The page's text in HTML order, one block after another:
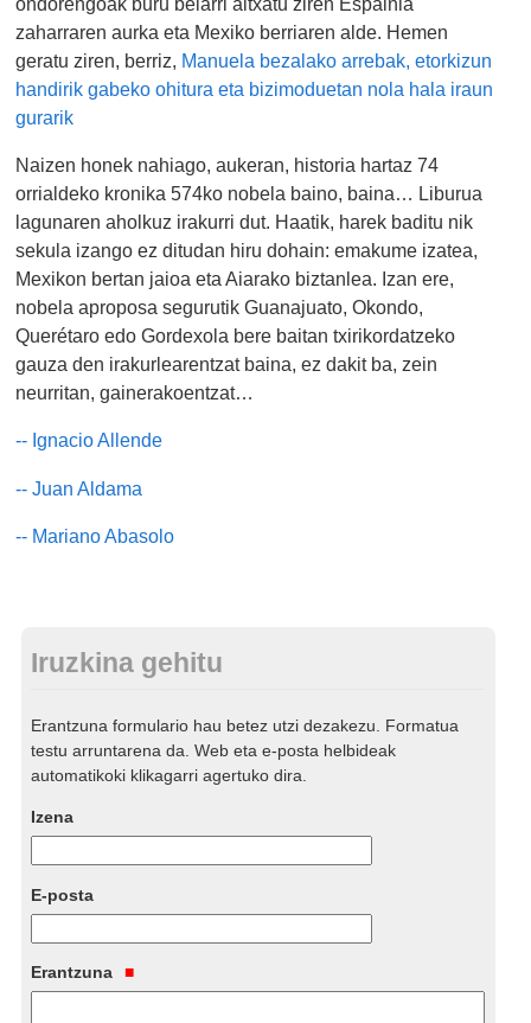
zaharraren aurka eta Mexiko berriaren alde. Hemen
geratu ziren, berriz, Manuela bezalako arrebak, etorkizun
handirik gabeko ohitura eta bizimoduetan nola hala iraun
gurarik
Naizen honek nahiago, aukeran, historia hartaz 74
orrialdeko kronika 574ko nobela baino, baina… Liburua
lagunaren aholkuz irakurri dut. Haatik, harek baditu nik
sekula izango ez ditudan hiru dohain: emakume izatea,
Mexikon bertan jaioa eta Aiarako biztanlea. Izan ere,
nobela aproposa segurutik Guanajuato, Okondo,
Querétaro edo Gordexola bere baitan txirikordatzeko
gauza den irakurlearentzat baina, ez dakit ba, zein
neurritan, gainerakoentzat…
-- Ignacio Allende
-- Juan Aldama
-- Mariano Abasolo
Iruzkina gehitu
Erantzuna formulario hau betez utzi dezakezu. Formatua
testu arruntarena da. Web eta e-posta helbideak
automatikoki klikagarri agertuko dira.
Izena
E-posta
Erantzuna